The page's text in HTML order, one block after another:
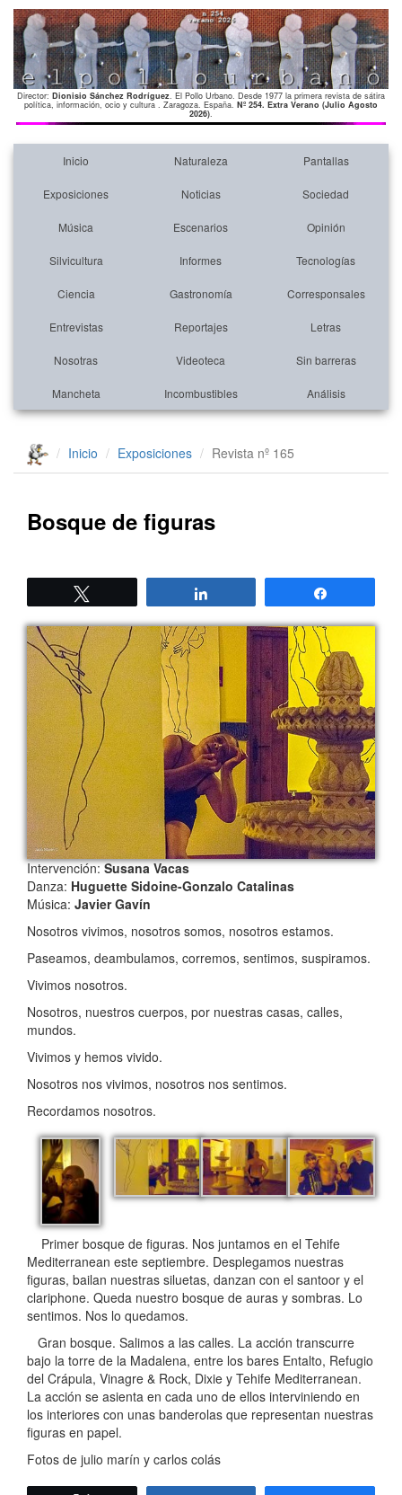
Director: Dionisio Sánchez Rodríguez. El Pollo Urbano. Desde 1977 la primera revista de sátira
política, información, ocio y cultura . Zaragoza. España. Nº 254. Extra Verano (Julio Agosto
2026).
Inicio Naturaleza Pantallas
Exposiciones Noticias Sociedad
Música Escenarios Opinión
Silvicultura Informes Tecnologías
Ciencia Gastronomía Corresponsales
Entrevistas Reportajes Letras
Nosotras Videoteca Sin barreras
Mancheta Incombustibles Análisis
Inicio Exposiciones Revista nº 165
Bosque de figuras
Intervención:Susana Vacas
Danza: Huguette Sidoine-Gonzalo Catalinas
Música: Javier Gavín
Nosotros vivimos, nosotros somos, nosotros estamos.
Paseamos, deambulamos, corremos, sentimos, suspiramos.
Vivimos nosotros.
Nosotros, nuestros cuerpos, por nuestras casas, calles,
mundos.
Vivimos y hemos vivido.
Nosotros nos vivimos, nosotros nos sentimos.
Recordamos nosotros.
Primer bosque de figuras. Nos juntamos en el Tehife
Mediterranean este septiembre. Desplegamos nuestras
figuras, bailan nuestras siluetas, danzan con el santoor y el
clariphone. Queda nuestro bosque de auras y sombras. Lo
sentimos. Nos lo quedamos.
Gran bosque. Salimos a las calles. La acción transcurre
bajo la torre de la Madalena, entre los bares Entalto, Refugio
del Crápula, Vinagre & Rock, Dixie y Tehife Mediterranean.
La acción se asienta en cada uno de ellos interviniendo en
los interiores con unas banderolas que representan nuestras
figuras en papel.
Fotos de julio marín y carlos colás